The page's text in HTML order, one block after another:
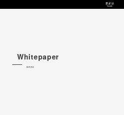
Whitepaper
推荐资料